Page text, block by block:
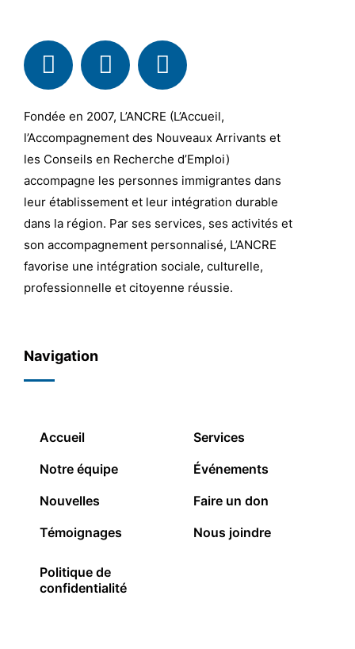
Fondée en 2007, L’ANCRE (L’Accueil,
l’Accompagnement des Nouveaux Arrivants et
les Conseils en Recherche d’Emploi)
accompagne les personnes immigrantes dans
leur établissement et leur intégration durable
dans la région. Par ses services, ses activités et
son accompagnement personnalisé, L’ANCRE
favorise une intégration sociale, culturelle,
professionnelle et citoyenne réussie.
Navigation
Accueil
Notre équipe
Nouvelles
Témoignages
Services
Événements
Faire un don
Nous joindre
Politique de
confidentialité